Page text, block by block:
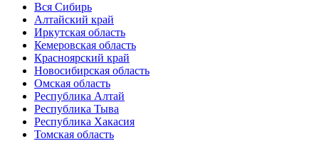
Вся Сибирь
Алтайский край
Иркутская область
Кемеровская область
Красноярский край
Новосибирская область
Омская область
Республика Алтай
Республика Тыва
Республика Хакасия
Томская область